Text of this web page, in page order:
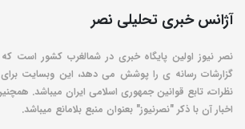
آژانس خبری تحلیلی نصر
نصر نیوز اولین پایگاه خبری در شمالغرب کشور است
گزارشات رسانه ی را پوشش می دهد، این وبسایت برای
نظرات، تابع قوانین جمهوری اسلامی ایران میباشد.
اخبار آن با ذکر "نصرنیوز" بعنوان منبع بلامانع میباشد.